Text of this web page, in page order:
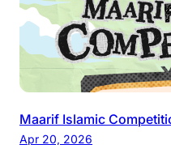
Maarif Islamic
Apr 20, 2026